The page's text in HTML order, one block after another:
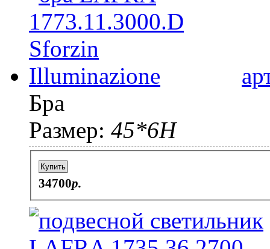
Бра
Размер: 45*6H
Купить
34700p.